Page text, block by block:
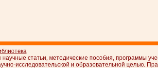
научные статьи, методические пособия, программы
исследовательской и образовательной целью.